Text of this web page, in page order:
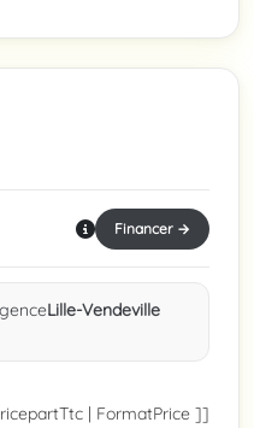
Financer →
Lille-Vendeville
| FormatPrice ]]